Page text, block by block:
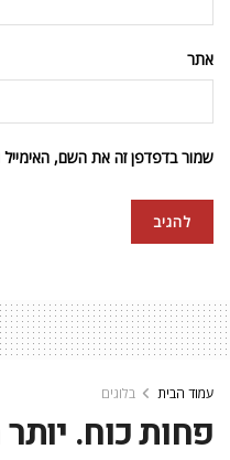
אתר
שמור בדפדפן זה את השם,
עמוד הבית בלוגים
פחות כוח.